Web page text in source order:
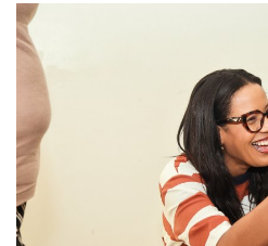
Vídeos
Webmail
Contato